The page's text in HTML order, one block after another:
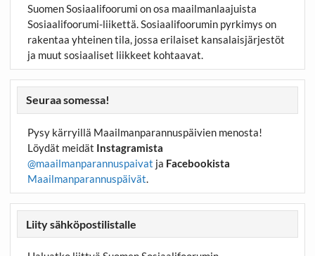
Suomen Sosiaalifoorumi on osa maailmanlaajuista
Sosiaalifoorumi-liikettä. Sosiaalifoorumin pyrkimys on
rakentaa yhteinen tila, jossa erilaiset kansalaisjärjestöt
ja muut sosiaaliset liikkeet kohtaavat.
Seuraa somessa!
Pysy kärryillä Maailmanparannuspäivien menosta!
Löydät meidät Instagramista
@maailmanparannuspaivat ja Facebookista
Maailmanparannuspäivät.
Liity sähköpostilistalle